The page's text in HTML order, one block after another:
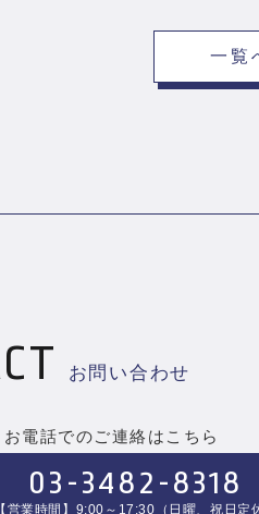
一覧
お問い合わせ
お電話でのご連絡はこちら
03-3482-8318
【営業時間】9:00～17:30（日曜、祝日定